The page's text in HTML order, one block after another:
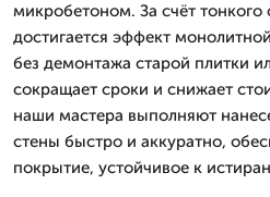
микробетоном. За счёт тонкого
достигается эффект
без демонтажа старой плитки
сокращает сроки и снижает
наши мастера выполняют
стены быстро и аккуратно,
покрытие, устойчивое к